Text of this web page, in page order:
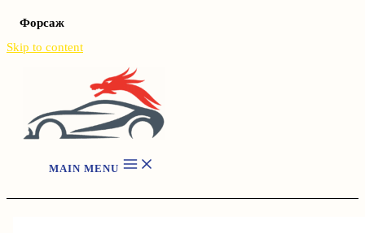
Форсаж
Skip to content
MAIN MENU